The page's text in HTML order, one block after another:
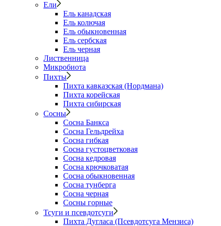
Ели
Ель канадская
Ель колючая
Ель обыкновенная
Ель сербская
Ель черная
Лиственница
Микробиота
Пихты
Пихта кавказская (Нордмана)
Пихта корейская
Пихта сибирская
Сосны
Сосна Банкса
Сосна Гельдрейха
Сосна гибкая
Сосна густоцветковая
Сосна кедровая
Сосна крючковатая
Сосна обыкновенная
Сосна тунберга
Сосна черная
Сосны горные
Тсуги и псевдотсуги
Пихта Дугласа (Псевдотсуга Мензиса)